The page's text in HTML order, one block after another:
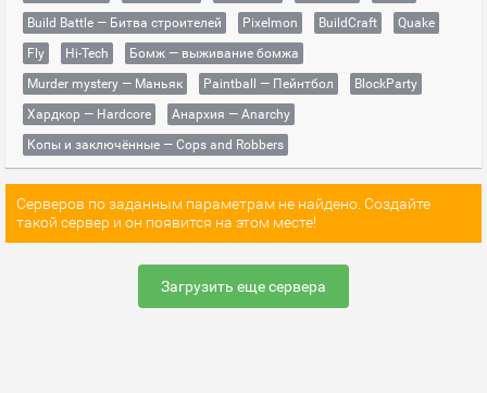
Build Battle — Битва строителей
Pixelmon BuildCraft
Quake
Fly
Hi-Tech
Бомж — выживание бомжа
Murder mystery — Маньяк
Paintball — Пейнтбол
BlockParty
Хардкор — Hardcore
Анархия — Anarchy
Копы и заключённые — Cops and Robbers
Серверов по заданным параметрам не найдено. Создайте
такой сервер и он появится на этом месте!
Загрузить еще сервера